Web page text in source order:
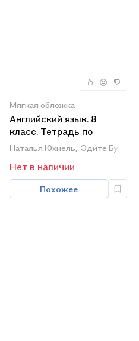
Мягкая обложка
Английский язык. 8
класс. Тетрадь по
грамматике
Наталья Юхнель, Эдите
Нет в наличии
Похожее